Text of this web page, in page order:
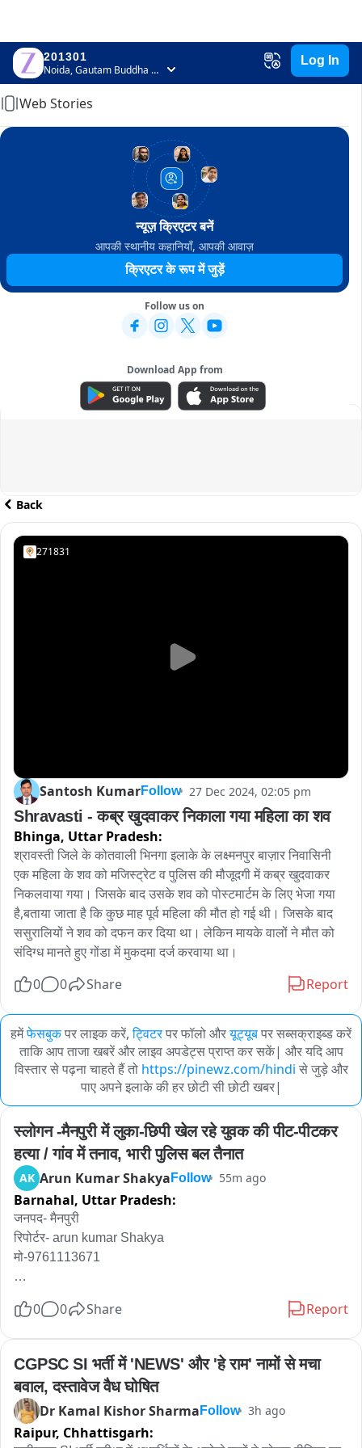
201301
Noida, Gautam Buddha Nagar, Uttar Pradesh
Log In
Home
Web Stories
न्यूज़ क्रिएटर बनें
आपकी स्थानीय कहानियाँ, आपकी आवाज़
क्रिएटर के रूप में जुड़ें
Follow us on
Download App from
ADVERTISEMENT
Back
271831
Santosh KumarFollow 27 Dec 2024, 02:05 pm
Shravasti - कब्र खुदवाकर निकाला गया महिला का शव
Bhinga, Uttar Pradesh:
श्रावस्ती जिले के कोतवाली भिनगा इलाके के लक्ष्मनपुर बाज़ार निवासिनी
एक महिला के शव को मजिस्ट्रेट व पुलिस की मौजूदगी में कब्र खुदवाकर
निकलवाया गया। जिसके बाद उसके शव को पोस्टमार्टम के लिए भेजा गया
है,बताया जाता है कि कुछ माह पूर्व महिला की मौत हो गई थी। जिसके बाद
ससुरालियों ने शव को दफन कर दिया था। लेकिन मायके वालों ने मौत को
संदिग्ध मानते हुए गोंडा में मुकदमा दर्ज करवाया था।
0
0 Share Report
हमेंफेसबुकपर लाइक करें, ट्विटरपर फॉलो औरयूट्यूबपर सब्सक्राइब्ड करें
ताकि आप ताजा खबरें और लाइव अपडेट्स प्राप्त कर सकें| और यदि आप
विस्तार से पढ़ना चाहते हैं तो https://pinewz.com/hindi से जुड़े और
पाए अपने इलाके की हर छोटी सी छोटी खबर|
स्लोगन -मैनपुरी में लुका-छिपी खेल रहे युवक की पीट-पीटकर
हत्या / गांव में तनाव, भारी पुलिस बल तैनात
AK Arun Kumar Shakya Follow 55m ago
Barnahal, Uttar Pradesh:
जनपद- मैनपुरी
रिपोर्टर- arun kumar Shakya
मो-9761113671
स्लोगन -मैनपुरी में लुका-छिपी खेल रहे युवक की पीट-पीटकर हत्या / गांव में
एंकर-मैनपुरी से सनसनीखेज खबर सामने आई है जहां सिर्फ एक मजाक... एक
खेल... एक युवक की जान ले गया। घिरोर थाना क्षेत्र के कोसमा हिनूद गांव
में नकाब पहनकर अपने चचेरे भाई के साथ लुका-छिपी खेल रहे 20 साल के
0 0 Share Report
CGPSC SI भर्ती में 'NEWS' और 'हे राम' नामों से मचा
बवाल, दस्तावेज वैध घोषित
Dr Kamal Kishor Sharma Follow 3h ago
Raipur, Chhattisgarh: